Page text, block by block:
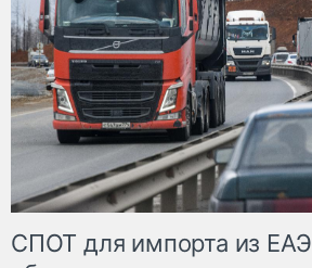
СПОТ для импорта из